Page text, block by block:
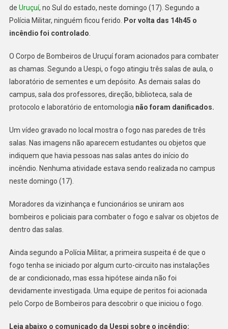
de Uruçuí, no Sul do estado, neste domingo (17). Segundo a
Polícia Militar, ninguém ficou ferido.
Por volta das 14h45 o
incêndio foi controlado
O Corpo de Bombeiros de Uruçuí foram acionados para combater
as chamas. Segundo a Uespi, o fogo atingiu três salas de aula, o
laboratório de sementes e um depósito. As demais salas do
campus, sala dos professores, direção, biblioteca, sala de
protocolo e laboratório de entomologia não foram danificados.
Um vídeo gravado no local mostra o fogo nas paredes de três
salas. Nas imagens não aparecem estudantes ou objetos que
indiquem que havia pessoas nas salas antes do início do
incêndio. Nenhuma atividade estava sendo realizada no campus
neste domingo (17).
Moradores da vizinhança e funcionários se uniram aos
bombeiros e policiais para combater o fogo e salvar os objetos de
dentro das salas.
Ainda segundo a Polícia Militar, a primeira suspeita é de que o
fogo tenha se iniciado por algum curto-circuito nas instalações
de ar condicionado, mas essa hipótese ainda não foi
devidamente investigada. Uma equipe de peritos foi acionada
pelo Corpo de Bombeiros para descobrir o que iniciou o fogo.
Leia abaixo o comunicado da Uespi sobre o incêndio: